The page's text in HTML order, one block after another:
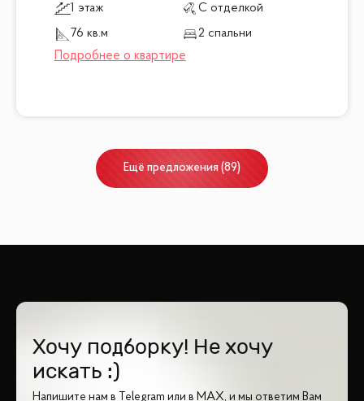
1 этаж
С отделкой
76 кв.м
2 спальни
Ещё предложения (89)
Хочу подборку! Не хочу
искать :)
Напишите нам в Telegram или в MAX, и мы ответим Вам